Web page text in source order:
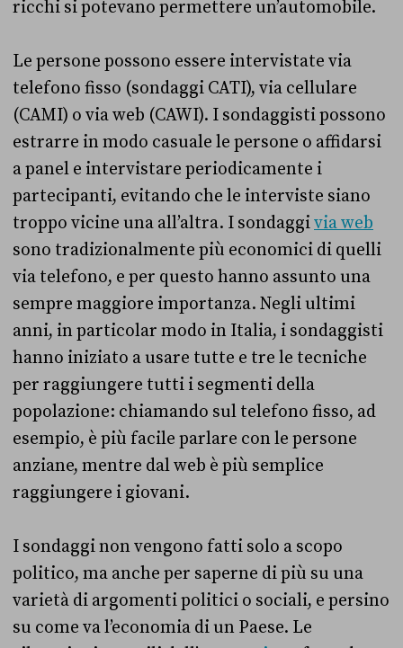
ricchi si potevano permettere un’automobile.
Le persone possono essere intervistate via
telefono fisso (sondaggi CATI), via cellulare
(CAMI) o via web (CAWI). I sondaggisti possono
estrarre in modo casuale le persone o affidarsi
a panel e intervistare periodicamente i
partecipanti, evitando che le interviste siano
troppo vicine una all’altra. I sondaggivia web
sono tradizionalmente più economici di quelli
via telefono, e per questo hanno assunto una
sempre maggiore importanza. Negli ultimi
anni, in particolar modo in Italia, i sondaggisti
hanno iniziato a usare tutte e tre le tecniche
per raggiungere tutti i segmenti della
popolazione: chiamando sul telefono fisso, ad
esempio, è più facile parlare con le persone
anziane, mentre dal web è più semplice
raggiungere i giovani.
I sondaggi non vengono fatti solo a scopo
politico, ma anche per saperne di più su una
varietà di argomenti politici o sociali, e persino
su come va l’economia di un Paese. Le